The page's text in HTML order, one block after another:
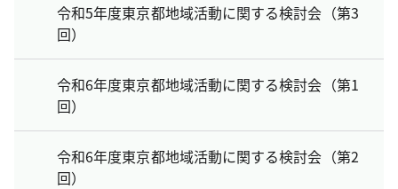
令和5年度東京都地域活動に関する検討会（第3
回）
令和6年度東京都地域活動に関する検討会（第1
回）
令和6年度東京都地域活動に関する検討会（第2
回）